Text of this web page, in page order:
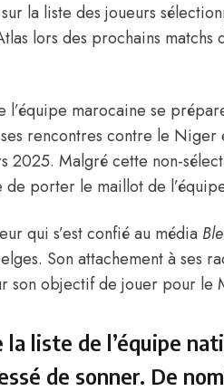
la liste des joueurs
lors des prochains
l’équipe marocaine se
rencontres contre le Niger
2025. Malgré cette non-
porter le maillot de
qui s’est confié au média
Son attachement à ses
son objectif de jouer pour le
la liste de l’équipe
de sonner. De